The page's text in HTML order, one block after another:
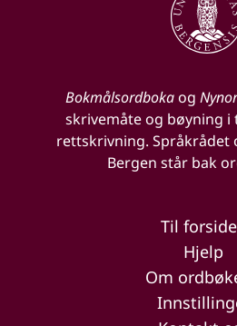
Bokmålsordbokaog
skrivemåte og bøyning
rettskrivning. Språkrådet
Bergen står bak
Til
Hjelp
Om